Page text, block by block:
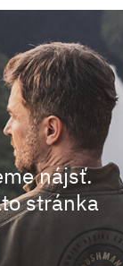
nájsť.
stránka